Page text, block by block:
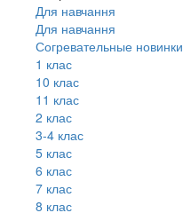
Для навчання
Для навчання
Согревательные новинки
1 клас
10 клас
11 клас
2 клас
3-4 клас
5 клас
6 клас
7 клас
8 клас